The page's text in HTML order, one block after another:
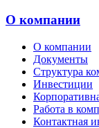
О компании
О компании
Документы
Структура
Инвестиции
Работа в
Контактная